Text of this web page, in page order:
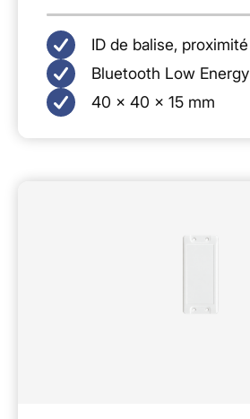
ID de balise, proximité
Bluetooth Low Energy
40 × 40 × 15 mm